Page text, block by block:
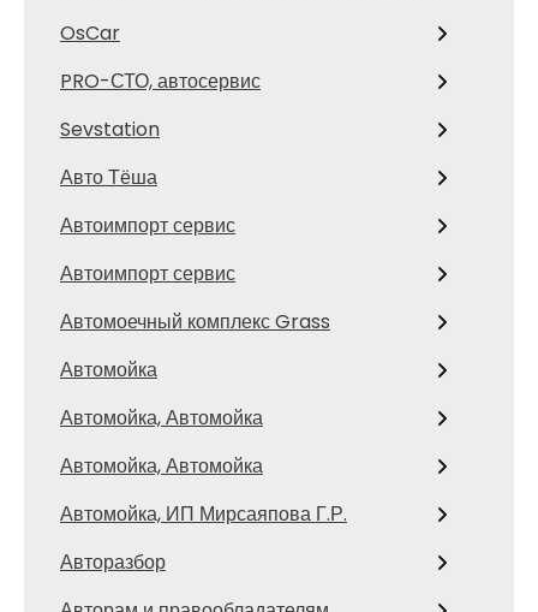
OsCar
PRO-СТО, автосервис
Sevstation
Авто Тёша
Автоимпорт сервис
Автоимпорт сервис
Автомоечный комплекс Grass
Автомойка
Автомойка, Автомойка
Автомойка, Автомойка
Автомойка, ИП Мирсаяпова Г.Р.
Авторазбор